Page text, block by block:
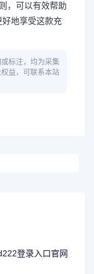
，可以有效帮助
地享受这款充
标注，均为采集
益，可联系本站
登录入口官网